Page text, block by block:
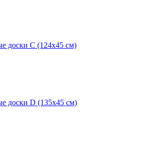
доски С (124х45 см)
доски D (135х45 см)